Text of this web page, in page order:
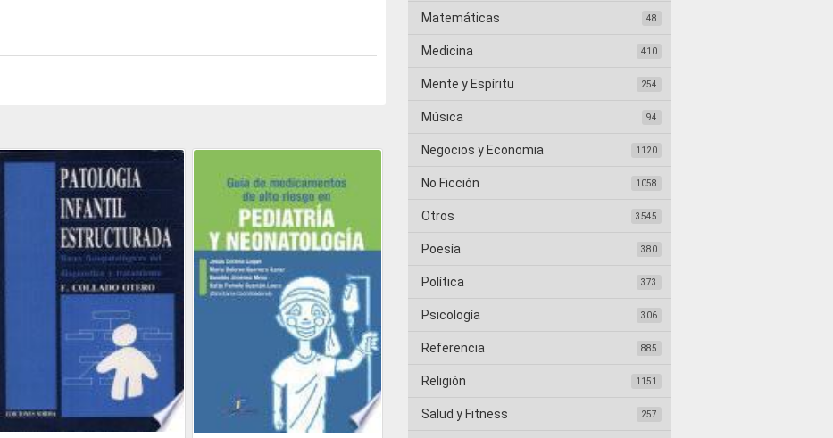
Matemáticas 48
Medicina 410
Mente y Espíritu 254
Música 94
Negocios y Economia 1120
No Ficción 1058
Otros 3545
Poesía 380
Política 373
Psicología 306
Referencia 885
Religión 1151
Salud y Fitness 257